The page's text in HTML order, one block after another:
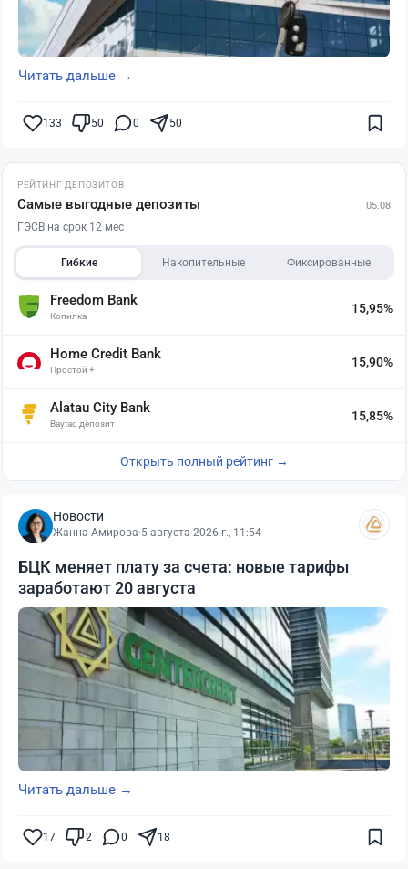
Читать дальше →
133 50 0 50
РЕЙТИНГ ДЕПОЗИТОВ
Самые выгодные депозиты 05.08
ГЭСВ на срок 12 мес
Гибкие Накопительные Фиксированные
Freedom Bank
Копилка
15,95%
Home Credit Bank
Простой +
15,90%
Alatau City Bank
Baytaq депозит
15,85%
Открыть полный рейтинг →
Новости
Жанна Амирова·5 августа 2026 г., 11:54
БЦК меняет плату за счета: новые тарифы
заработают 20 августа
Читать дальше →
17 2 0 18